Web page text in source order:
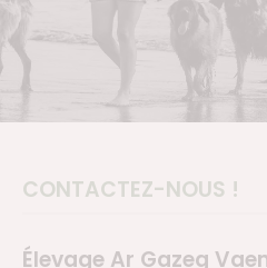
CONTACTEZ-NOUS !
Élevage Ar Gazeg